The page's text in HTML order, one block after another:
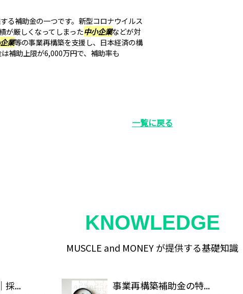
る補助金の一つです。新型コロナウイルス
が厳しくなってしまった中小企業などが対
業等の事業再構築を支援し、日本経済の構
補助上限が6,000万円で、補助率も
一覧に戻る
KNOWLEDGE
MUSCLE and MONEY が提供する基礎知識
採... 事業再構築補助金の特...